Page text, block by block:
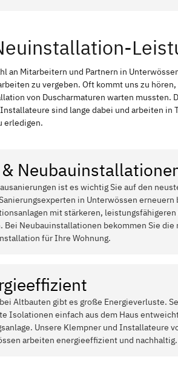
an Mitarbeitern und Partnern in
zu vergeben. Oft kommt uns zu
von Duscharmaturen warten mussten.
sind lange dabei und arbeiten
erledigen.
ist es wichtig Sie auf den
in Unterwössen
mit stärkeren, leistungsfähigeren
Bei Neubauinstallationen bekommen Sie die
für Ihre Wohnung.
Altbauten gibt es große Energieverluste.
Isolationen einfach aus dem Haus
Unsere Klempner und Installateure
arbeiten energieeffizient und nachhaltig.